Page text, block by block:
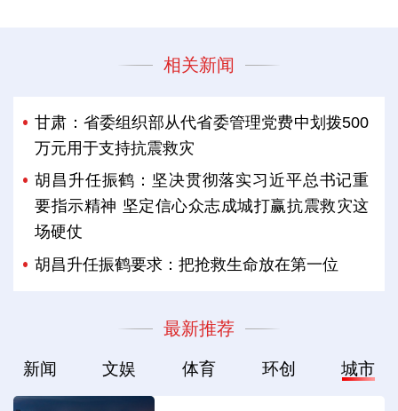
相关新闻
甘肃：省委组织部从代省委管理党费中划拨500
万元用于支持抗震救灾
胡昌升任振鹤：坚决贯彻落实习近平总书记重
要指示精神 坚定信心众志成城打赢抗震救灾这
场硬仗
胡昌升任振鹤要求：把抢救生命放在第一位
最新推荐
新闻 文娱 体育 环创 城市